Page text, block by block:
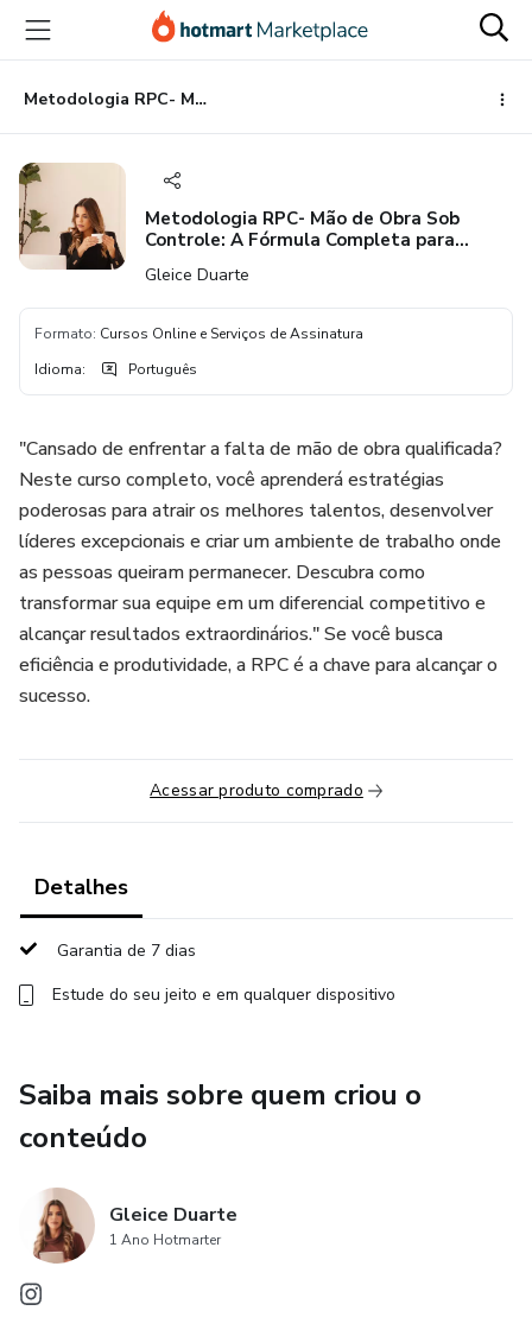
para
conteúdo
principal
para
pagamento
para
rodapé
Metodologia RPC- Mão de Obra Sob Controle: A Fórmula Completa para Atrair, Desenvolver e Reter Talentos
Metodologia RPC- Mão de Obra Sob
Controle: A Fórmula Completa para
Gleice Duarte
Formato: Cursos Online e Serviços de Assinatura
Idioma: Português
"Cansado de enfrentar a falta de mão de obra qualificada?
Neste curso completo, você aprenderá estratégias
poderosas para atrair os melhores talentos, desenvolver
líderes excepcionais e criar um ambiente de trabalho onde
as pessoas queiram permanecer. Descubra como
transformar sua equipe em um diferencial competitivo e
alcançar resultados extraordinários." Se você busca
eficiência e produtividade, a RPC é a chave para alcançar o
sucesso.
Acessar produto comprado
Detalhes
Garantia de 7 dias
Estude do seu jeito e em qualquer dispositivo
Saiba mais sobre quem criou o
conteúdo
Gleice Duarte
1 Ano Hotmarter